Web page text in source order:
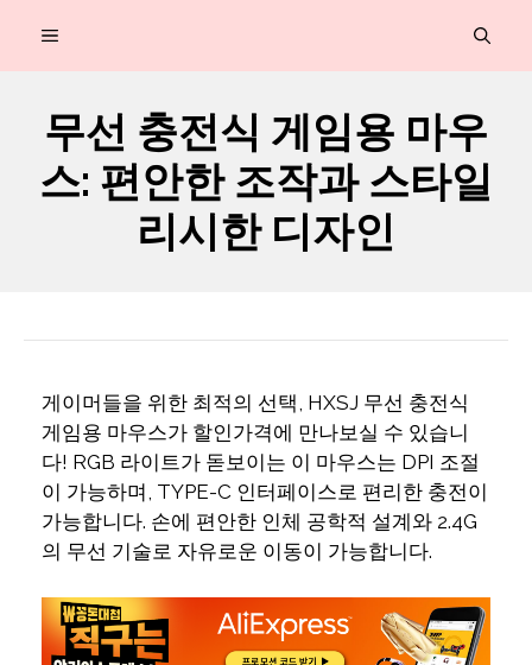
MENU
무선 충전식 게임용 마우
스: 편안한 조작과 스타일
리시한 디자인
게이머들을 위한 최적의 선택, HXSJ 무선 충전식
게임용 마우스가 할인가격에 만나보실 수 있습니
다! RGB 라이트가 돋보이는 이 마우스는 DPI 조절
이 가능하며, TYPE-C 인터페이스로 편리한 충전이
가능합니다. 손에 편안한 인체 공학적 설계와 2.4G
의 무선 기술로 자유로운 이동이 가능합니다.